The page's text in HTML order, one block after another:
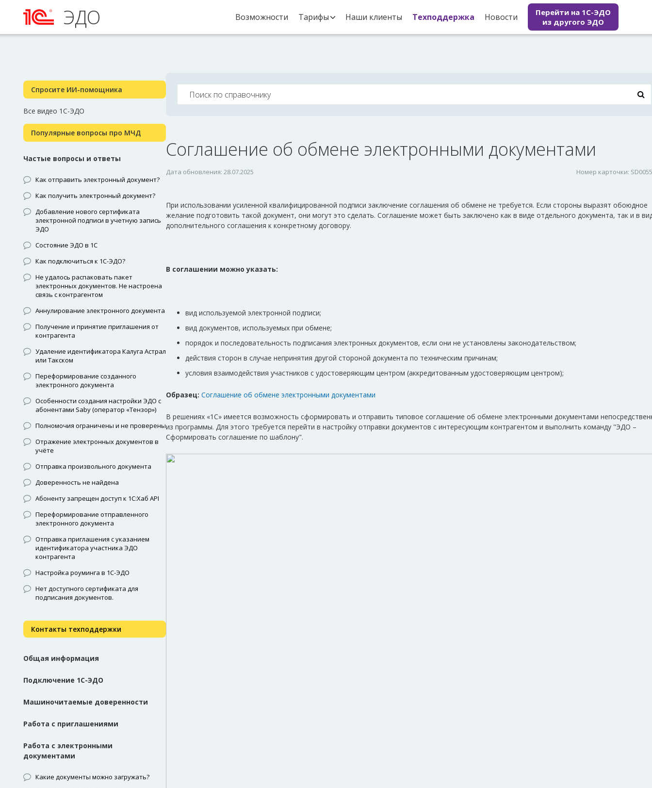
ЭДО Возможности Тарифы Наши клиенты Техподдержка Новости
Перейти на 1С-ЭДО
из другого ЭДО
Спросите ИИ-помощника
Все видео 1С-ЭДО
Популярные вопросы про МЧД
Частые вопросы и ответы
Как отправить электронный документ?
Как получить электронный документ?
Добавление нового сертификата
электронной подписи в учетную запись
ЭДО
Состояние ЭДО в 1С
Как подключиться к 1С-ЭДО?
Не удалось распаковать пакет
электронных документов. Не настроена
связь с контрагентом
Аннулирование электронного документа
Получение и принятие приглашения от
контрагента
Удаление идентификатора Калуга Астрал
или Такском
Переформирование созданного
электронного документа
Особенности создания настройки ЭДО с
абонентами Saby (оператор «Тензор»)
Полномочия ограничены и не проверены
Отражение электронных документов в
учёте
Отправка произвольного документа
Доверенность не найдена
Абоненту запрещен доступ к 1С:Хаб API
Переформирование отправленного
электронного документа
Отправка приглашения с указанием
идентификатора участника ЭДО
контрагента
Настройка роуминга в 1С-ЭДО
Нет доступного сертификата для
подписания документов.
Контакты техподдержки
Общая информация
Подключение 1С-ЭДО
Машиночитаемые доверенности
Работа с приглашениями
Работа с электронными
документами
Какие документы можно загружать?
Соглашение об обмене электронными документами
Дата обновления: 28.07.2025 Номер карточки:
При использовании усиленной квалифицированной подписи заключение соглашения об обмене не требуется. Если стороны выразят обоюдное
желание подготовить такой документ, они могут это сделать. Соглашение может быть заключено как в виде отдельного документа, так и в
дополнительного соглашения к конкретному договору.
В соглашении можно указать:
вид используемой электронной подписи;
вид документов, используемых при обмене;
порядок и последовательность подписания электронных документов, если они не установлены законодательством;
действия сторон в случае непринятия другой стороной документа по техническим причинам;
условия взаимодействия участников с удостоверяющим центром (аккредитованным удостоверяющим центром);
Образец: Соглашение об обмене электронными документами
В решениях «1С» имеется возможность сформировать и отправить типовое соглашение об обмене электронными документами
из программы. Для этого требуется перейти в настройку отправки документов с интересующим контрагентом и выполнить команду "ЭДО –
Сформировать соглашение по шаблону".